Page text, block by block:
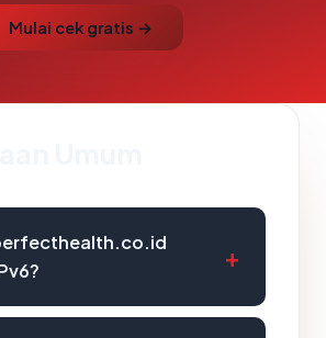
Mulai cek gratis →